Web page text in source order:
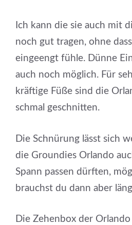
Ich kann die sie auch mit
noch gut tragen, ohne
eingeengt fühle. Dünne
auch noch möglich. Für
kräftige Füße sind die
schmal geschnitten.
Die Schnürung lässt sich
die Groundies Orlando
Spann passen dürften,
brauchst du dann aber
Die Zehenbox der